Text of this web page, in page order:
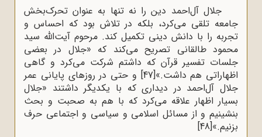
جلال آل‌احمد دین را نه تنها به عنوان تحرک‌بخش
جامعه تلقی می‌کرد، بلکه در تلاش بود که احساس و
تجربه را با دانش دینی تکمیل کند. مرحوم آیت‌الله سید
محمود طالقانی تصریح می‌کند که «جلال در بعضی
جلسات تفسیر قرآن که داشتم شرکت می‌کرد و گاهی
اظهاراتی هم داشت.»[47] و حتی در روزهای پایانی عمر
جلال آل‌احمد در دیداری که با یکدیگر داشتند «جلال
بسیار اظهار علاقه می‌کرد که با هم به صحبت و بحث
بنشینیم و از مسائل اسلامی و سیاسی و اجتماعی حرف
بزنیم.»[48]